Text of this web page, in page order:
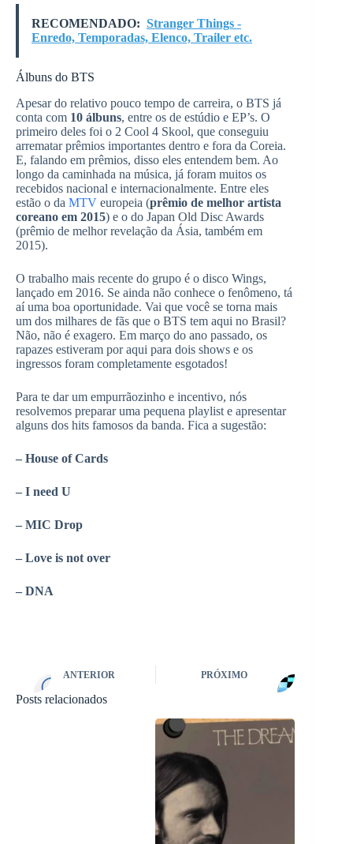
RECOMENDADO: Stranger Things -
Enredo, Temporadas, Elenco, Trailer etc.
Álbuns do BTS
Apesar do relativo pouco tempo de carreira, o BTS já
conta com 10 álbuns, entre os de estúdio e EP’s. O
primeiro deles foi o 2 Cool 4 Skool, que conseguiu
arrematar prêmios importantes dentro e fora da Coreia.
E, falando em prêmios, disso eles entendem bem. Ao
longo da caminhada na música, já foram muitos os
recebidos nacional e internacionalmente. Entre eles
estão o da MTV europeia (prêmio de melhor artista
coreano em 2015) e o do Japan Old Disc Awards
(prêmio de melhor revelação da Ásia, também em
2015).
O trabalho mais recente do grupo é o disco Wings,
lançado em 2016. Se ainda não conhece o fenômeno, tá
aí uma boa oportunidade. Vai que você se torna mais
um dos milhares de fãs que o BTS tem aqui no Brasil?
Não, não é exagero. Em março do ano passado, os
rapazes estiveram por aqui para dois shows e os
ingressos foram completamente esgotados!
Para te dar um empurrãozinho e incentivo, nós
resolvemos preparar uma pequena playlist e apresentar
alguns dos hits famosos da banda. Fica a sugestão:
– House of Cards
– I need U
– MIC Drop
– Love is not over
– DNA
ANTERIOR PRÓXIMO
Posts relacionados